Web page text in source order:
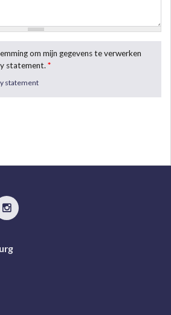
om mijn gegevens te verwerken
statement. *
statement